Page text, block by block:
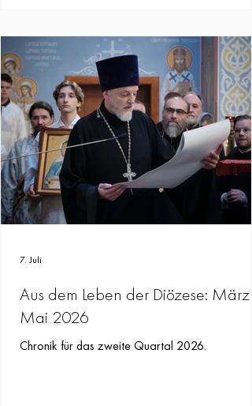
Aus dem Leben der Diözese: März -
Mai 2026
Chronik für das zweite Quartal 2026.
7. Juli